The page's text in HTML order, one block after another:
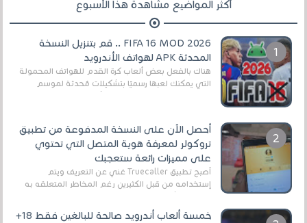
أكثر المواضيع مشاهدة هذا الأسبوع
FIFA 16 MOD 2026 .. قم بتنزيل النسخة
المحدثة APK لهواتف الأندرويد
هناك بالفعل بعض ألعاب كرة القدم للهواتف المحمولة
التي يمكنك لعبها رسميًا بتشكيلات مُحدثة لموسم
أحصل الآن على النسخة المدفوعة من تطبيق
تروكولر لمعرفة هوية المتصل التي تحتوي
على مميزات رائعة ستعجبك
أصبح تطبيق Truecaller غني عن التعريف ويتم
إستخدامه من قبل الكثيرين رغم المخاطر المتعلقه به
خمسة ألعاب أندرويد صالحة للبالغين فقط 18+